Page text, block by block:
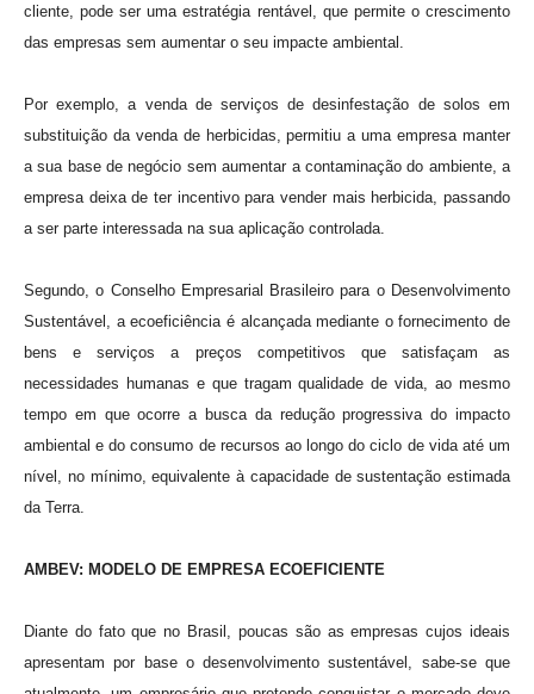
cliente, pode ser uma estratégia rentável, que permite o crescimento
das empresas sem aumentar o seu impacte ambiental.
Por exemplo, a venda de serviços de desinfestação de solos em
substituição da venda de herbicidas, permitiu a uma empresa manter
a sua base de negócio sem aumentar a contaminação do ambiente, a
empresa deixa de ter incentivo para vender mais herbicida, passando
a ser parte interessada na sua aplicação controlada.
Segundo, o Conselho Empresarial Brasileiro para o Desenvolvimento
Sustentável, a ecoeficiência é alcançada mediante o fornecimento de
bens e serviços a preços competitivos que satisfaçam as
necessidades humanas e que tragam qualidade de vida, ao mesmo
tempo em que ocorre a busca da redução progressiva do impacto
ambiental e do consumo de recursos ao longo do ciclo de vida até um
nível, no mínimo, equivalente à capacidade de sustentação estimada
da Terra.
AMBEV: MODELO DE EMPRESA ECOEFICIENTE
Diante do fato que no Brasil, poucas são as empresas cujos ideais
apresentam por base o desenvolvimento sustentável, sabe-se que